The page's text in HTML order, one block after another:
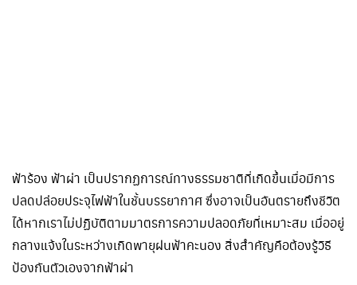
ฟ้าร้อง ฟ้าผ่า เป็นปรากฏการณ์ทางธรรมชาติที่เกิดขึ้นเมื่อมีการ
ปลดปล่อยประจุไฟฟ้าในชั้นบรรยากาศ ซึ่งอาจเป็นอันตรายถึงชีวิต
ได้หากเราไม่ปฏิบัติตามมาตรการความปลอดภัยที่เหมาะสม เมื่ออยู่
กลางแจ้งในระหว่างเกิดพายุฝนฟ้าคะนอง สิ่งสำคัญคือต้องรู้วิธี
ป้องกันตัวเองจากฟ้าผ่า